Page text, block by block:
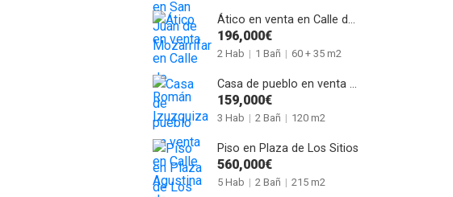
Ático en venta en Calle de Román Izuzquiza
196,000€
2 Hab | 1 Bañ | 60 + 35 m2
Casa de pueblo en venta en Calle Agustina de Aragón de Alagón
159,000€
3 Hab | 2 Bañ | 120 m2
Piso en Plaza de Los Sitios
560,000€
5 Hab | 2 Bañ | 215 m2